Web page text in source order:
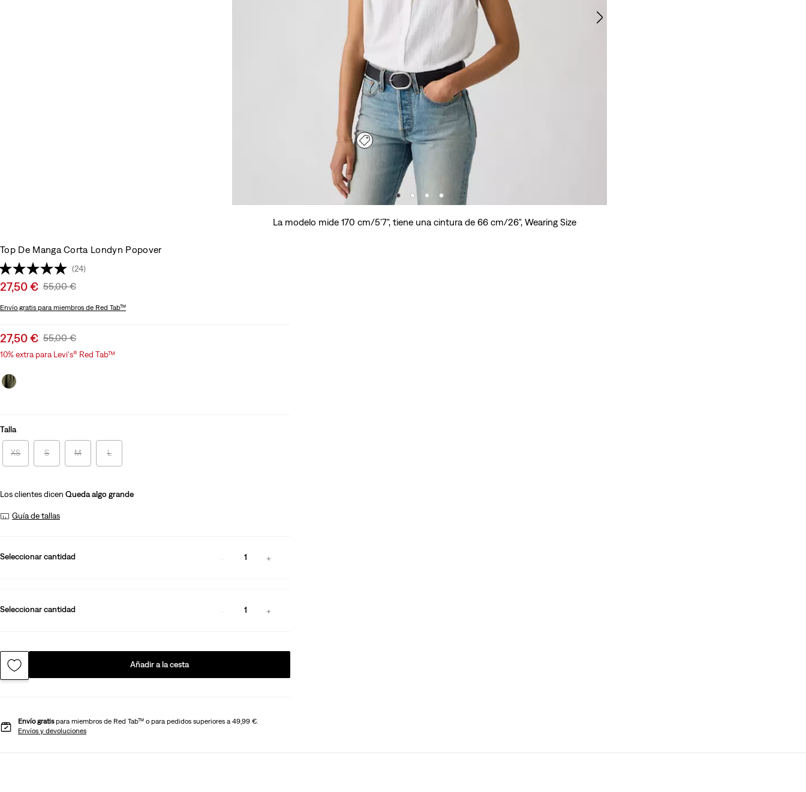
La modelo mide 170 cm/5'7", tiene una cintura de 66 cm/26", Wearing Size
Top De Manga Corta Londyn Popover
(24)
Sale
is
27,50 € Original
Was
55,00 €
Envío gratis para miembros de Red Tab™
Sale
price
27,50 € Original
Price
55,00 €
10% extra para Levi's® Red Tab™
Talla
XS S M L
Los clientes dicen Queda algo grande
Guía de tallas
Seleccionar cantidad 1
Seleccionar cantidad 1
Añadir a la cesta
Envío gratispara miembros de Red Tab™ o para pedidos superiores a 49,99 €.
Envíos y devoluciones